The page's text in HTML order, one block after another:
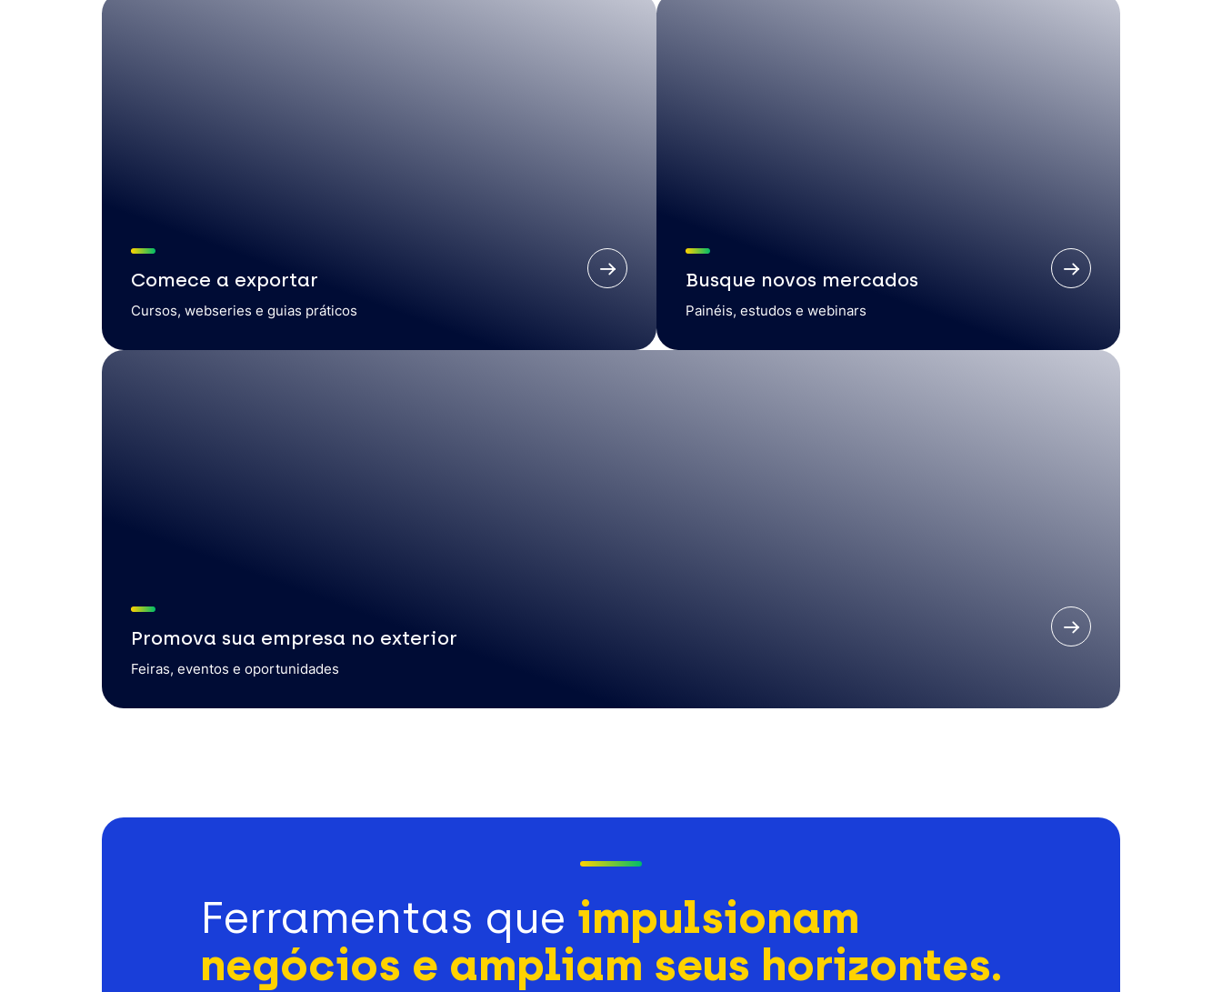
Comece a exportar
Cursos, webseries e guias práticos
Busque novos mercados
Painéis, estudos e webinars
Promova sua empresa no exterior
Feiras, eventos e oportunidades
Ferramentas que impulsionam
negócios e ampliam seus horizontes.